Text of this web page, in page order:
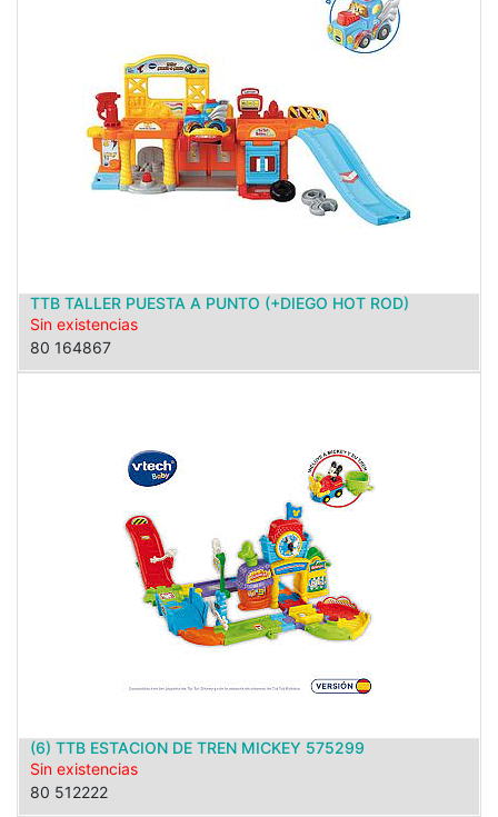
TTB TALLER PUESTA A PUNTO (+DIEGO HOT ROD)
Sin existencias
80 164867
(6) TTB ESTACION DE TREN MICKEY 575299
Sin existencias
80 512222